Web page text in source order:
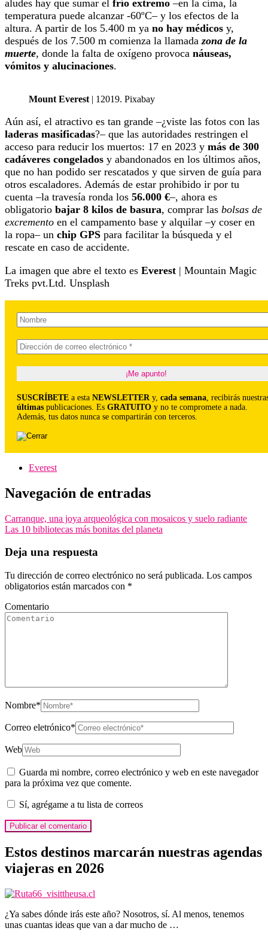
aludes hay que sumar el frío extremo –en la cima, la
temperatura puede alcanzar -60ºC– y los efectos de la
altura. A partir de los 5.400 m ya no hay médicos y,
después de los 7.500 m comienza la llamada zona de la
muerte, donde la falta de oxígeno provoca náuseas,
vómitos y alucinaciones.
Mount Everest | 12019. Pixabay
Aún así, el atractivo es tan grande –¿viste las fotos con las
laderas masificadas?– que las autoridades restringen el
acceso para reducir los muertos: 17 en 2023 y más de 300
cadáveres congelados y abandonados en los últimos años,
que no han podido ser rescatados y que sirven de guía para
otros escaladores. Además de estar prohibido ir por tu
cuenta –la travesía ronda los 56.000 €–, ahora es
obligatorio bajar 8 kilos de basura, comprar las bolsas de
excremento en el campamento base y alquilar –y coser en
la ropa– un chip GPS para facilitar la búsqueda y el
rescate en caso de accidente.
La imagen que abre el texto es Everest | Mountain Magic
Treks pvt.Ltd. Unsplash
SUSCRÍBETE a esta NEWSLETTER y, cada semana , recibirás
últimas publicaciones. Es GRATUITO y no te compromete a nada.
Además, tus datos nunca se compartirán con terceros.
Everest
Navegación de entradas
Carranque, una joya arqueológica con mosaicos y suelo radiante
Las 10 bibliotecas más bonitas del planeta
Deja una respuesta
Tu dirección de correo electrónico no será publicada. Los campos
obligatorios están marcados con *
Comentario
Nombre*
Correo eletrónico*
Web
Guarda mi nombre, correo electrónico y web en este navegador
para la próxima vez que comente.
Sí, agrégame a tu lista de correos
Estos destinos marcarán nuestras agendas
viajeras en 2026
¿Ya sabes dónde irás este año? Nosotros, sí. Al menos, tenemos
unas cuantas ideas que van a dar mucho de …